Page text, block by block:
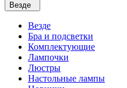
Везде
Везде
Бра и подсветки
Комплектующие
Лампочки
Люстры
Настольные лампы